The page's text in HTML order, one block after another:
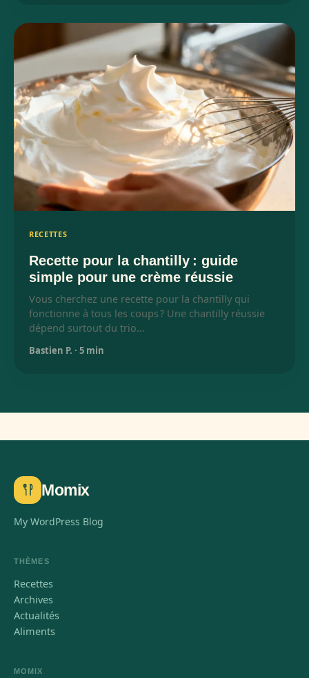
RECETTES
Recette pour la chantilly : guide
simple pour une crème réussie
Vous cherchez une recette pour la chantilly qui
fonctionne à tous les coups ? Une chantilly réussie
dépend surtout du trio…
Bastien P. · 5 min
Momix
My WordPress Blog
THÈMES
Recettes
Archives
Actualités
Aliments
MOMIX